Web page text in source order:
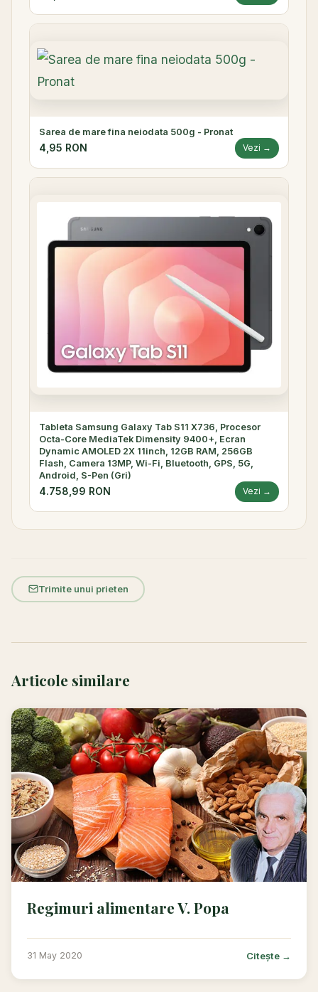
Sarea de mare fina neiodata 500g - Pronat
4,95 RON Vezi →
Tableta Samsung Galaxy Tab S11 X736, Procesor
Octa-Core MediaTek Dimensity 9400+, Ecran
Dynamic AMOLED 2X 11inch, 12GB RAM, 256GB
Flash, Camera 13MP, Wi-Fi, Bluetooth, GPS, 5G,
Android, S-Pen (Gri)
4.758,99 RON Vezi →
Trimite unui prieten
Articole similare
Regimuri alimentare V. Popa
31 May 2020 Citește →